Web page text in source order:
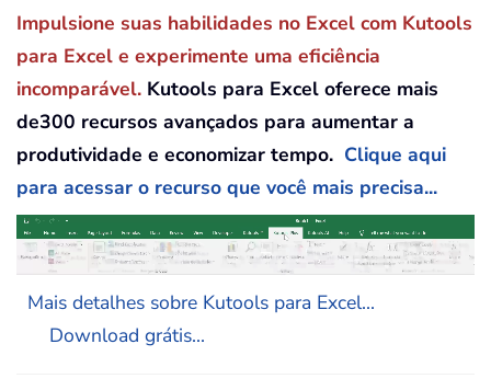
Impulsione suas habilidades no Excel com Kutools
para Excel e experimente uma eficiência
incomparável. Kutools para Excel oferece mais
de300 recursos avançados para aumentar a
produtividade e economizar tempo. Clique aqui
para acessar o recurso que você mais precisa...
Mais detalhes sobre Kutools para Excel...
Download grátis...